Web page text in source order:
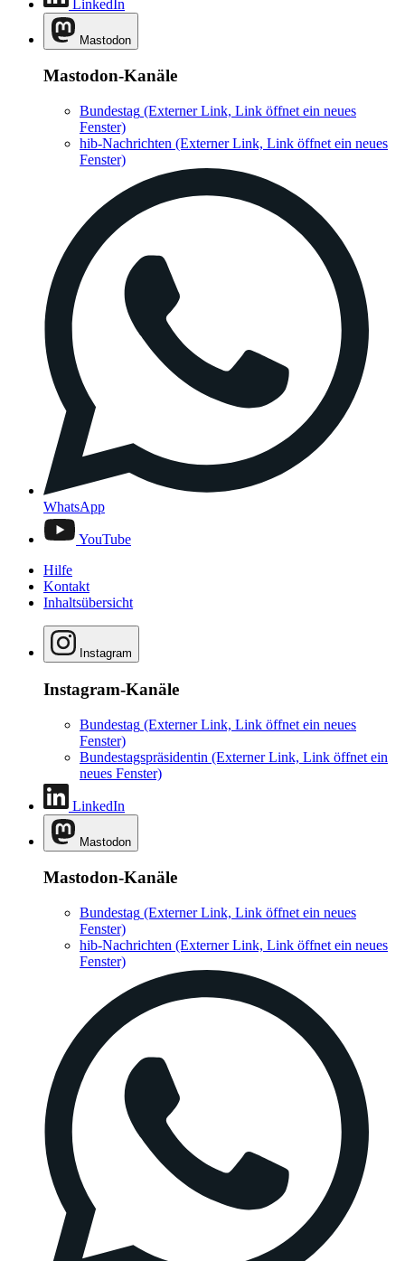
LinkedIn
Mastodon
Mastodon-Kanäle
Bundestag (Externer Link, Link öffnet ein neues
Fenster)
hib-Nachrichten (Externer Link, Link öffnet ein neues
Fenster)
WhatsApp
YouTube
Hilfe
Kontakt
Inhaltsübersicht
Instagram
Instagram-Kanäle
Bundestag (Externer Link, Link öffnet ein neues
Fenster)
Bundestagspräsidentin (Externer Link, Link öffnet ein
neues Fenster)
LinkedIn
Mastodon
Mastodon-Kanäle
Bundestag (Externer Link, Link öffnet ein neues
Fenster)
hib-Nachrichten (Externer Link, Link öffnet ein neues
Fenster)